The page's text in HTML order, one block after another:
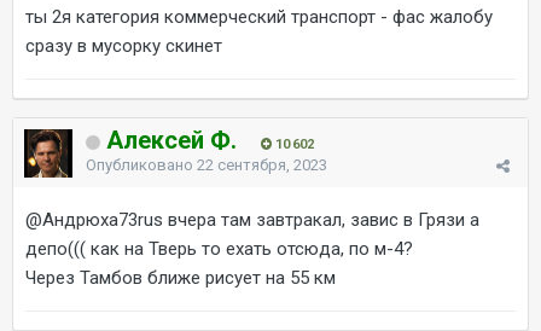
ты 2я категория коммерческий транспорт - фас жалобу
сразу в мусорку скинет
Алексей Ф. 10 602
Опубликовано 22 сентября, 2023
@Андрюха73rus вчера там завтракал, завис в Грязи а
депо((( как на Тверь то ехать отсюда, по м-4?
Через Тамбов ближе рисует на 55 км